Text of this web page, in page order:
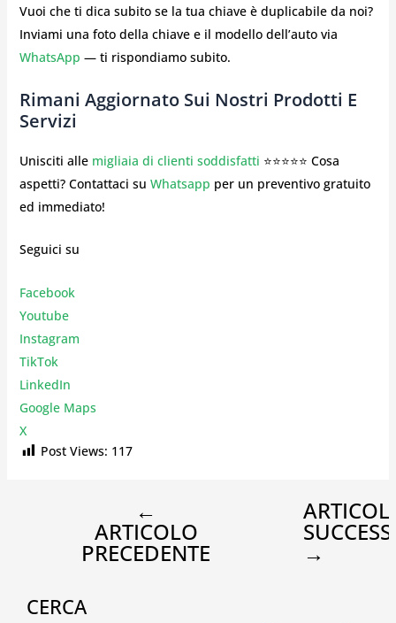
Vuoi che ti dica subito se la tua chiave è duplicabile da noi?
Inviami una foto della chiave e il modello dell’auto via
WhatsApp — ti rispondiamo subito.
Rimani Aggiornato Sui Nostri Prodotti E
Servizi
Unisciti alle migliaia di clienti soddisfatti ⭐⭐⭐⭐⭐ Cosa
aspetti? Contattaci su Whatsapp per un preventivo gratuito
ed immediato!
Seguici su
Facebook
Youtube
Instagram
TikTok
LinkedIn
Google Maps
X
Post Views: 117
←
ARTICOLO
PRECEDENTE →
CERCA